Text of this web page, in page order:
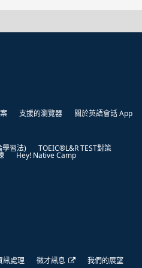
支援的瀏覽器 關於英語會話 App
習法) TOEIC®L&R TEST對策
Hey! Native Camp
訊處理 徵才訊息 我們的展望